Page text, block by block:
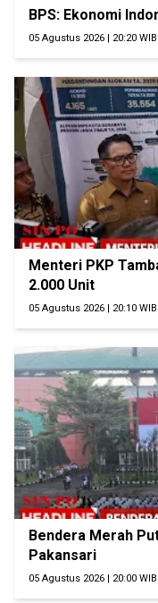
BPS: Ekonomi
05 Agustus 2026 | 20:20 WIB
Menteri PKP
2.000 Unit
05 Agustus 2026 | 20:10 WIB
Bendera Merah
Pakansari
05 Agustus 2026 | 20:00 WIB